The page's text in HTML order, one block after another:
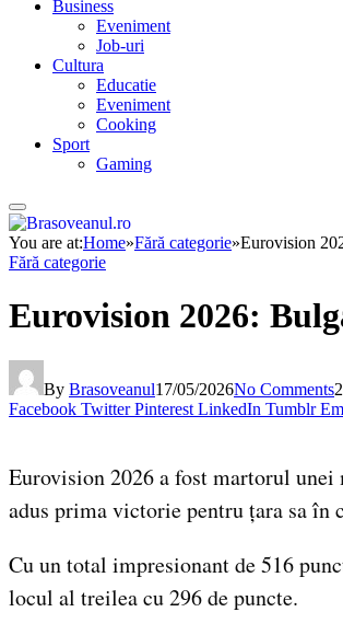
Business
Eveniment
Job-uri
Cultura
Educatie
Eveniment
Cooking
Sport
Gaming
You are at:Home»Fără categorie»Eurovision
Fără categorie
Eurovision 2026:
By Brasoveanul17/05/2026No Comments
Facebook Twitter Pinterest LinkedIn Tumblr
Eurovision 2026 a fost martorul unei
adus prima victorie pentru țara sa în
Cu un total impresionant de 516
locul al treilea cu 296 de puncte.